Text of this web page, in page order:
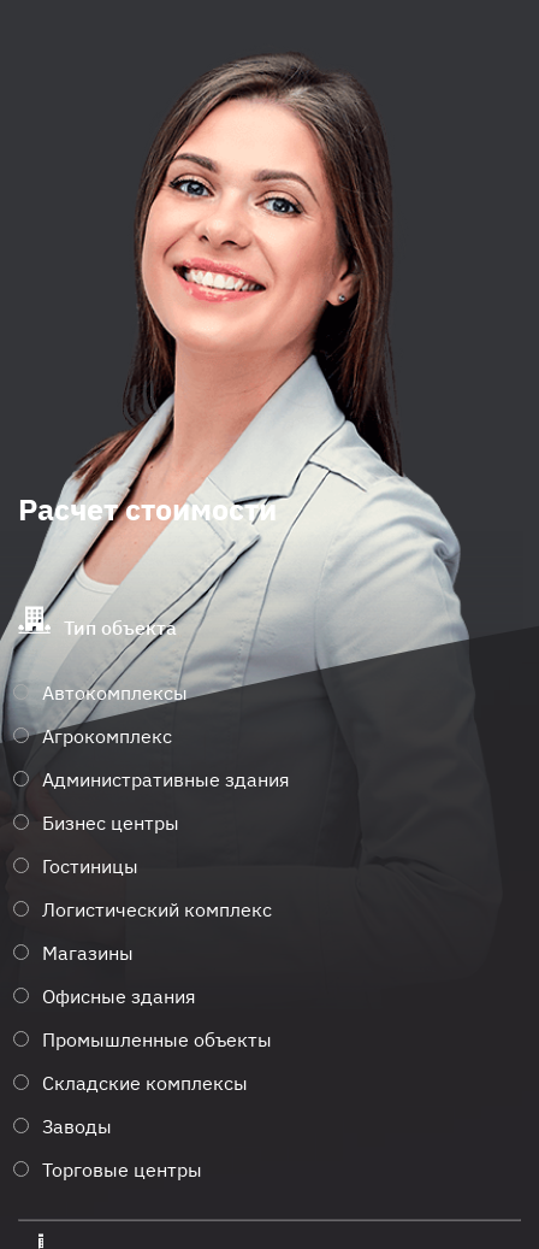
Расчет стоимости
Тип объекта
Автокомплексы
Агрокомплекс
Административные здания
Бизнес центры
Гостиницы
Логистический комплекс
Магазины
Офисные здания
Промышленные объекты
Складские комплексы
Заводы
Торговые центры